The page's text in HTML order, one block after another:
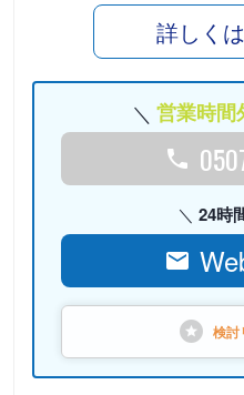
詳しく
営業時間
24時
検討